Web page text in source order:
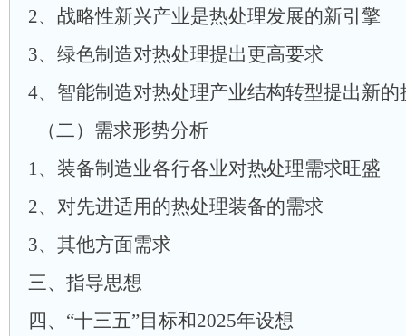
2、战略性新兴产业是热处理发展的新引擎
3、绿色制造对热处理提出更高要求
4、智能制造对热处理产业结构转型提出新的
（二）需求形势分析
1、装备制造业各行各业对热处理需求旺盛
2、对先进适用的热处理装备的需求
3、其他方面需求
三、指导思想
四、“十三五”目标和2025年设想